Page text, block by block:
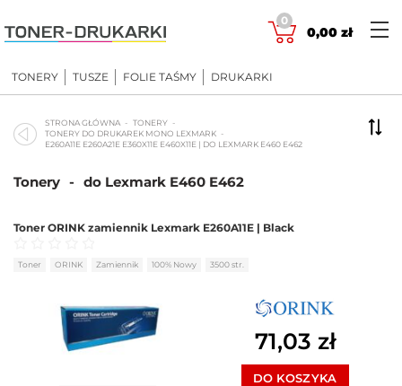
to
content
0
0,00 zł
TONERY TUSZE FOLIE TAŚMY DRUKARKI
STRONA GŁÓWNA
TONERY
TONERY DO DRUKAREK MONO LEXMARK
E260A11E E260A21E E360X11E E460X11E | DO LEXMARK E460 E462
Tonery - do Lexmark E460 E462
Toner ORINK zamiennik Lexmark E260A11E | Black
Oceniono 0na 5
Toner ORINK Zamiennik 100% Nowy 3500 str.
71,03 zł
DO KOSZYKA